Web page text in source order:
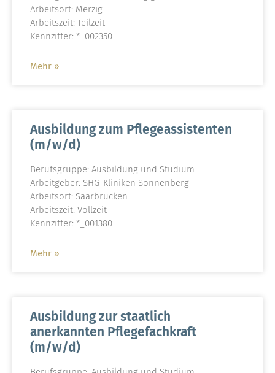
Arbeitsort: Merzig
Arbeitszeit: Teilzeit
Kennziffer: *_002350
Mehr »
Ausbildung zum Pflegeassistenten
(m/w/d)
Berufsgruppe: Ausbildung und Studium
Arbeitgeber: SHG-Kliniken Sonnenberg
Arbeitsort: Saarbrücken
Arbeitszeit: Vollzeit
Kennziffer: *_001380
Mehr »
Ausbildung zur staatlich
anerkannten Pflegefachkraft
(m/w/d)